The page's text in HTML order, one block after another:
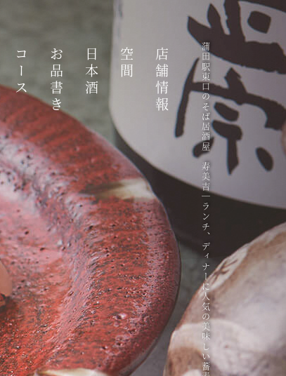
蒲田駅東口のそば居酒屋 寿美吉｜ランチ、ディナーに人気の美味しい蕎麦
コース お品書き 日本酒 空間 店舗情報